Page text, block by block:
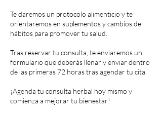
Te daremos un protocolo alimenticio y te
orientaremos en suplementos y cambios de
hábitos para promover tu salud.
Tras reservar tu consulta, te enviaremos un
formulario que deberás llenar y enviar dentro
de las primeras 72 horas tras agendar tu cita.
¡Agenda tu consulta herbal hoy mismo y
comienza a mejorar tu bienestar!